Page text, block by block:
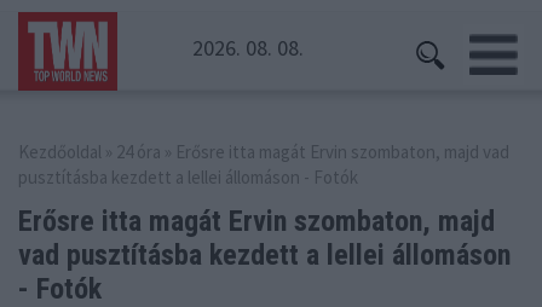
2026. 08. 08.
Kezdőoldal » 24 óra » Erősre itta magát Ervin szombaton, majd vad
pusztításba kezdett a lellei állomáson - Fotók
Erősre itta magát Ervin szombaton, majd
vad pusztításba kezdett a lellei állomáson
- Fotók